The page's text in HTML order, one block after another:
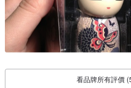
看品牌所有評價